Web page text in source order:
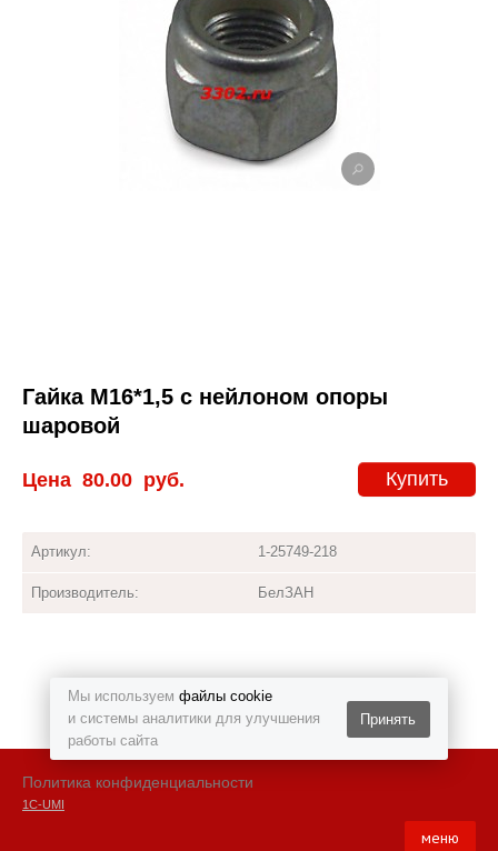
Мы используем файлы cookie
и системы аналитики для улучшения
работы сайта
Принять
Гайка М16*1,5 с нейлоном опоры
шаровой
Купить
Цена 80.00 руб.
Артикул: 1-25749-218
Производитель: БелЗАН
Политика конфиденциальности
1С-UMI
меню